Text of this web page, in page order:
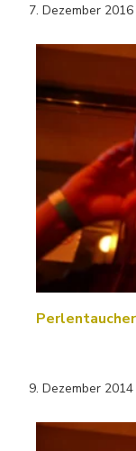
7. Dezember 2016
9. Dezember 2014